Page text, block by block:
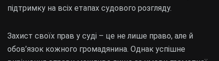
підтримку на всіх етапах судового розгляду.
Захист своїх прав у суді – це не лише право, але й
обов’язок кожного громадянина. Однак успішне